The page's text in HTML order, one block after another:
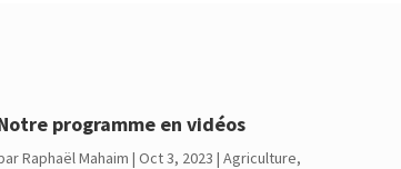
programme en vidéos
Raphaël Mahaim | Oct 3, 2023 | Agriculture,